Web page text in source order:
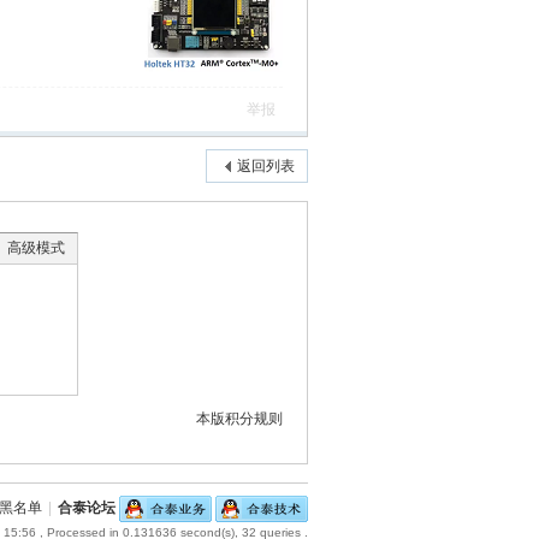
举报
返回列表
高级模式
本版积分规则
黑名单 合泰论坛
15:56 , Processed in 0.131636 second(s), 32 queries .